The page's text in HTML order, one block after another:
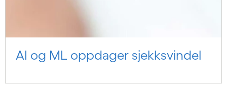
AI og ML oppdager sjekksvindel